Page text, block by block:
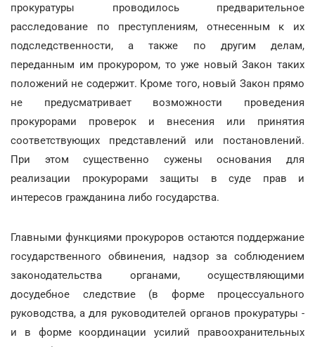
прокуратуры проводилось предварительное
расследование по преступлениям, отнесенным к их
подследственности, а также по другим делам,
переданным им прокурором, то уже новый Закон таких
положений не содержит. Кроме того, новый Закон прямо
не предусматривает возможности проведения
прокурорами проверок и внесения или принятия
соответствующих представлений или постановлений.
При этом существенно сужены основания для
реализации прокурорами защиты в суде прав и
интересов гражданина либо государства.
Главными функциями прокуроров остаются поддержание
государственного обвинения, надзор за соблюдением
законодательства органами, осуществляющими
досудебное следствие (в форме процессуального
руководства, а для руководителей органов прокуратуры -
и в форме координации усилий правоохранительных